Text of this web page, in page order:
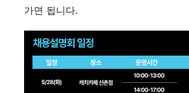
가면 됩니다.